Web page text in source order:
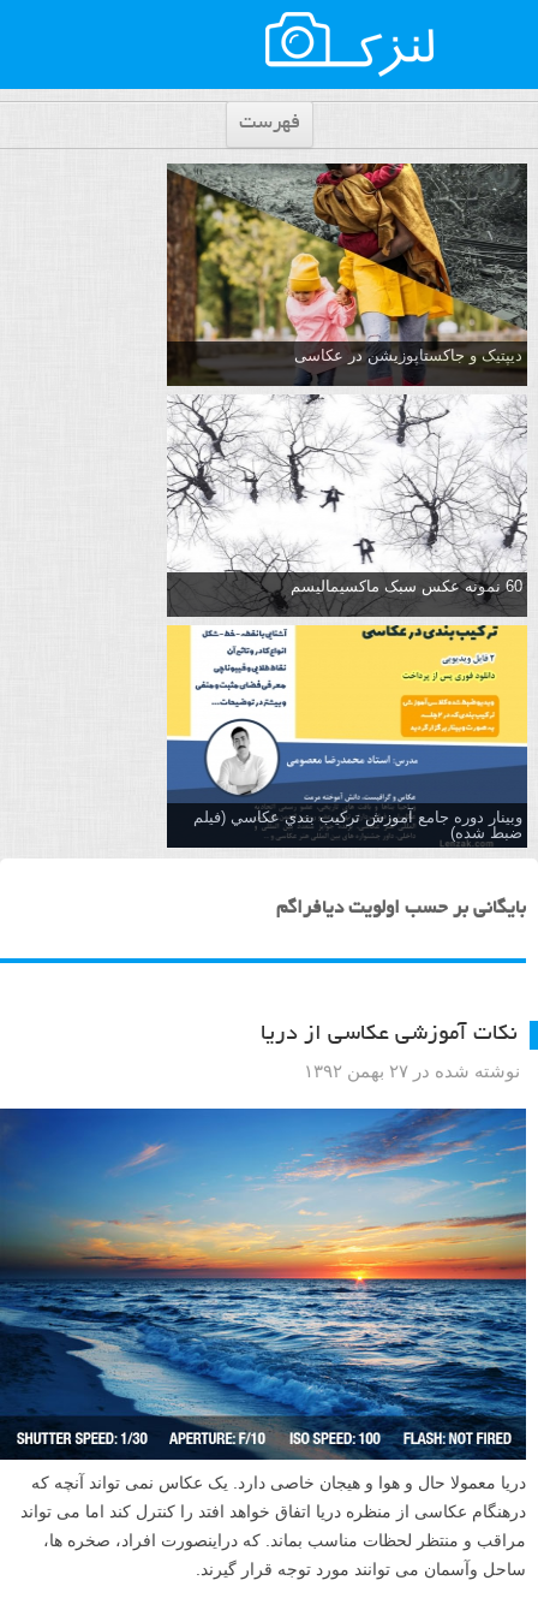
فهرست
دیپتیک و جاکستا‌پوزیشن در عکاسی
60 نمونه عکس سبک ماکسیمالیسم
وبینار دوره جامع آموزش تركيب بندي عكاسي (فیلم
ضبط شده)
بایگانی بر حسب اولویت دیافراگم
نکات آموزشی عکاسی از دریا
نوشته شده در ۲۷ بهمن ۱۳۹۲
دریا معمولا حال و هوا و هیجان خاصی دارد. یک عکاس نمی تواند آنچه که
درهنگام عکاسی از منظره دریا اتفاق خواهد افتد را کنترل کند اما می تواند
مراقب و منتظر لحظات مناسب بماند. که دراینصورت افراد، صخره ها،
ساحل وآسمان می توانند مورد توجه قرار گیرند.